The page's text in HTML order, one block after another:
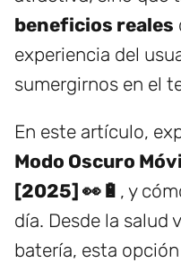
beneficios reales
experiencia del
sumergirnos en el
En este artículo,
Modo Oscuro
[2025] 👀🔋 , y
día. Desde la salud
batería, esta